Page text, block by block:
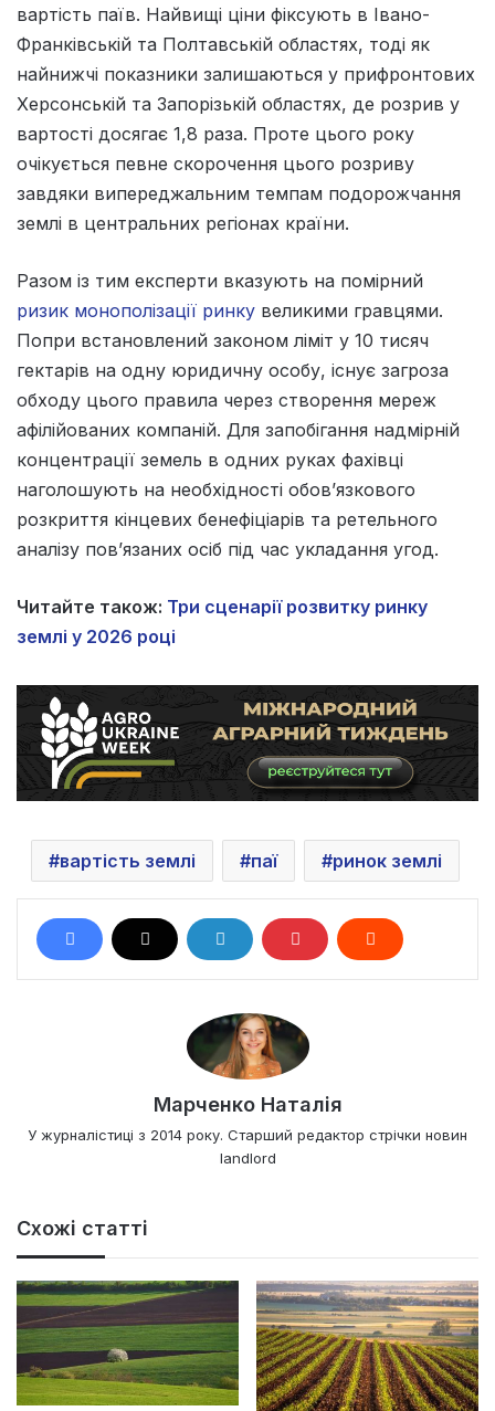
вартість паїв. Найвищі ціни фіксують в Івано-
Франківській та Полтавській областях, тоді як
найнижчі показники залишаються у прифронтових
Херсонській та Запорізькій областях, де розрив у
вартості досягає 1,8 раза. Проте цього року
очікується певне скорочення цього розриву
завдяки випереджальним темпам подорожчання
землі в центральних регіонах країни.
Разом із тим експерти вказують на помірний
ризик монополізації ринку великими гравцями.
Попри встановлений законом ліміт у 10 тисяч
гектарів на одну юридичну особу, існує загроза
обходу цього правила через створення мереж
афілійованих компаній. Для запобігання надмірній
концентрації земель в одних руках фахівці
наголошують на необхідності обов’язкового
розкриття кінцевих бенефіціарів та ретельного
аналізу пов’язаних осіб під час укладання угод.
Читайте також: Три сценарії розвитку ринку
землі у 2026 році
вартість землі паї ринок землі
Марченко Наталія
У журналістиці з 2014 року. Старший редактор стрічки новин
landlord
Схожі статті